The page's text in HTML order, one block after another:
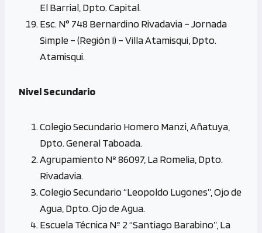
El Barrial, Dpto. Capital.
Esc. N° 748 Bernardino Rivadavia – Jornada
Simple – (Región I) – Villa Atamisqui, Dpto.
Atamisqui.
Nivel Secundario
Colegio Secundario Homero Manzi, Añatuya,
Dpto. General Taboada.
Agrupamiento Nº 86097, La Romelia, Dpto.
Rivadavia.
Colegio Secundario “Leopoldo Lugones”, Ojo de
Agua, Dpto. Ojo de Agua.
Escuela Técnica Nº 2 “Santiago Barabino”, La